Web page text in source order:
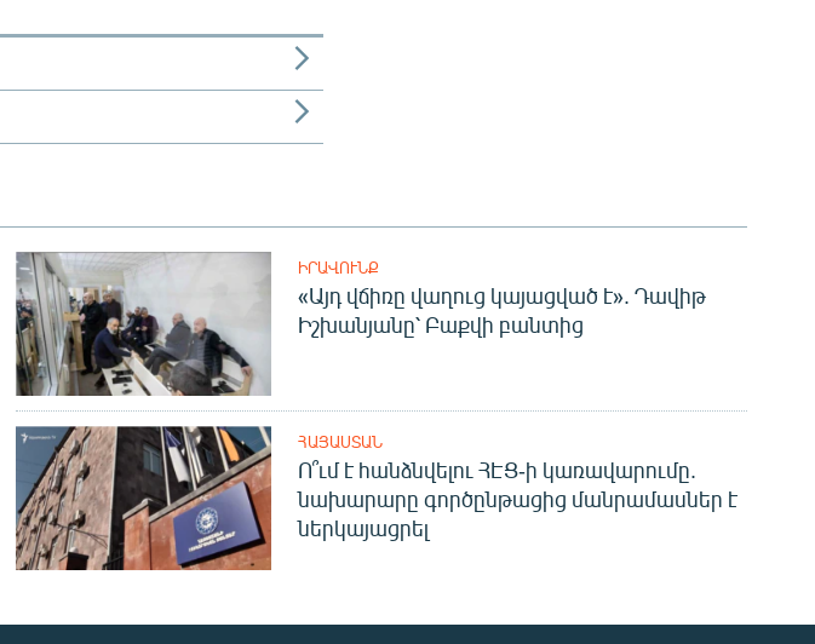
ԻՐԱՎՈՒՆՔ
«Այդ վճիռը վաղուց կայացված է». Դավիթ
Իշխանյանը՝ Բաքվի բանտից
ՀԱՅԱՍՏԱՆ
Ո՞ւմ է հանձնվելու ՀԷՑ-ի կառավարումը.
նախարարը գործընթացից մանրամասներ է
ներկայացրել